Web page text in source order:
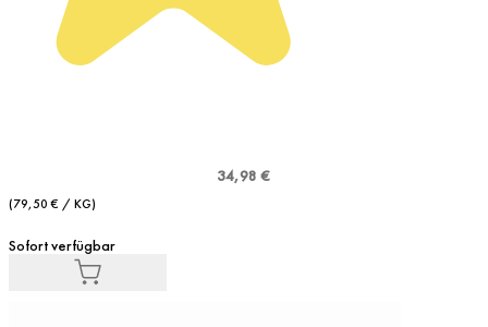
34,98 €
(79,50 € / KG)
Sofort verfügbar